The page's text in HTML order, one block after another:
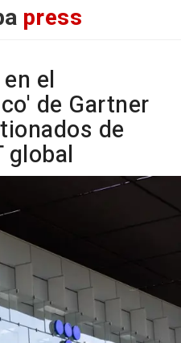
press
el
de Gartner
de
global